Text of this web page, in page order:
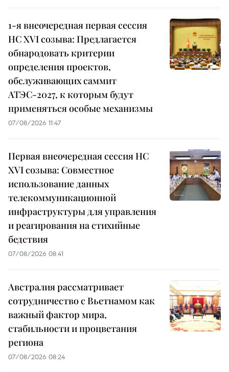
1-я внеочередная первая сессия
НС XVI созыва: Предлагается
обнародовать критерии
определения проектов,
обслуживающих саммит
АТЭС-2027, к которым будут
применяться особые механизмы
07/08/2026 11:47
Первая внеочередная сессия НС
XVI созыва: Совместное
использование данных
телекоммуникационной
инфраструктуры для управления
и реагирования на стихийные
бедствия
07/08/2026 08:41
Австралия рассматривает
сотрудничество с Вьетнамом как
важный фактор мира,
стабильности и процветания
региона
07/08/2026 08:24